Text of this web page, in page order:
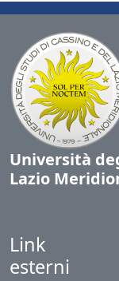
Università
Lazio
Link
esterni